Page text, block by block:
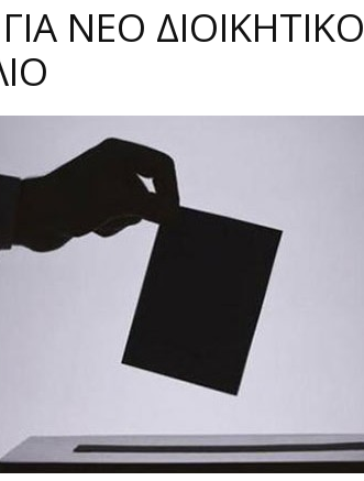
ΝΕΟ ΔΙΟΙΚΗΤΙΚΟ